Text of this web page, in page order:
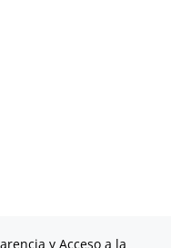
y Acceso a la